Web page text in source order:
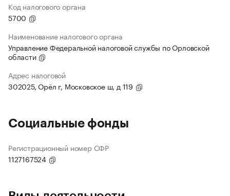
Код налогового органа
5700
Наименование налогового органа
Управление Федеральной налоговой службы по Орловской
области
Адрес налоговой
302025, Орёл г, Московское ш, д 119
Социальные фонды
Регистрационный номер СФР
1127167524